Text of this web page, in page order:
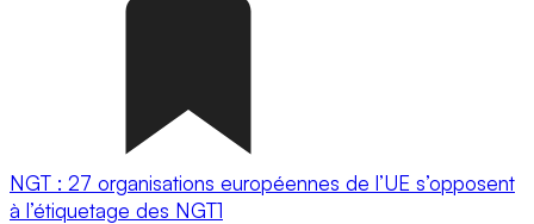
NGT : 27 organisations européennes de l’UE s’opposent
à l’étiquetage des NGT1